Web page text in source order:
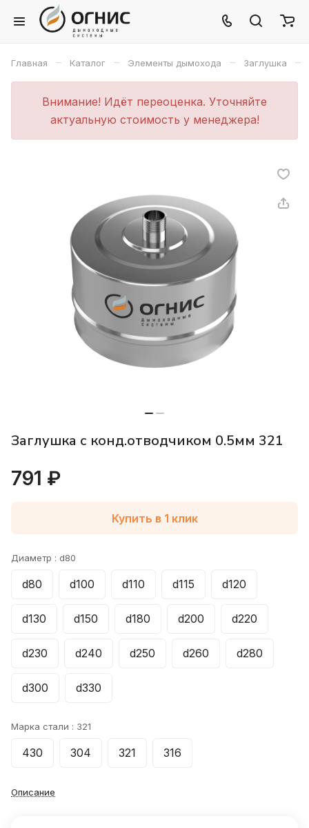
Главная – Каталог – Элементы дымохода – Заглушка –
Внимание! Идёт переоценка. Уточняйте
актуальную стоимость у менеджера!
Заглушка с конд.отводчиком 0.5мм 321
791 ₽
Купить в 1 клик
Диаметр : d80
d80 d100 d110 d115 d120
d130 d150 d180 d200 d220
d230 d240 d250 d260 d280
d300 d330
Марка стали : 321
430 304 321 316
Описание